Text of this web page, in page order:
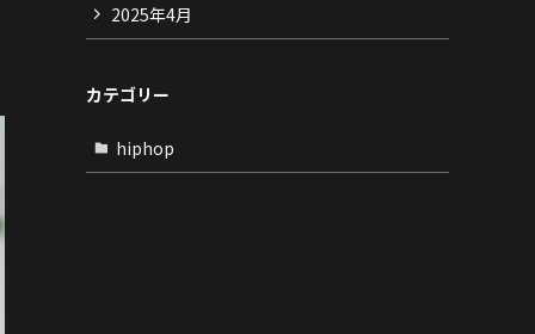
2025年4月
カテゴリー
hiphop